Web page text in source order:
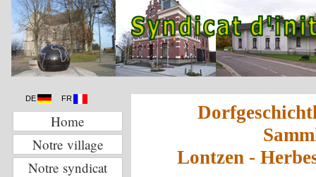
DE FR
Home
Notre village
Notre syndicat
Lontzen -